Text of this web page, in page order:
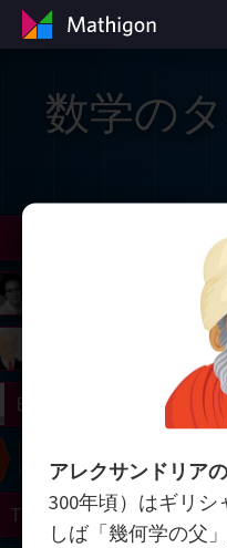
数学の
Yau
Langlands
Wilkins
Erdős
Turing
Chernアレクサンドリア
300年頃）はギリ
しば「幾何学の父